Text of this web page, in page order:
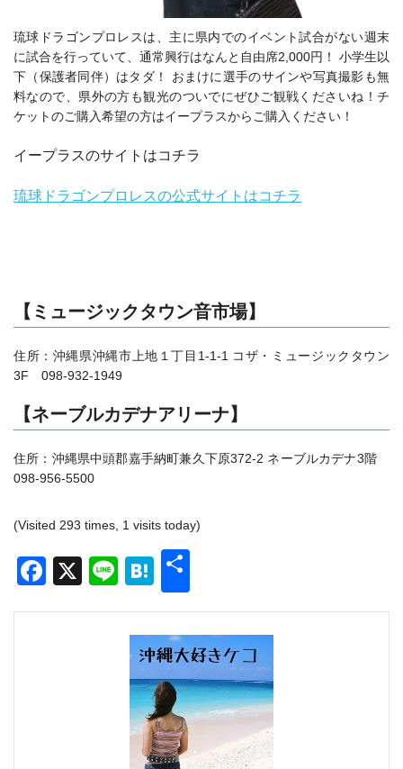
琉球ドラゴンプロレスは、主に県内でのイベント試合がない週末
に試合を行っていて、通常興行はなんと自由席2,000円！ 小学生以
下（保護者同伴）はタダ！ おまけに選手のサインや写真撮影も無
料なので、県外の方も観光のついでにぜひご観戦くださいね！チ
ケットのご購入希望の方はイープラスからご購入ください！
イープラスのサイトはコチラ
琉球ドラゴンプロレスの公式サイトはコチラ
【ミュージックタウン音市場】
住所：沖縄県沖縄市上地１丁目1‐1‐1 コザ・ミュージックタウン
3F 098‐932‐1949
【ネーブルカデナアリーナ】
住所：沖縄県中頭郡嘉手納町兼久下原372-2 ネーブルカデナ3階
098-956-5500
(Visited 293 times, 1 visits today)
Facebook
X LineHatena